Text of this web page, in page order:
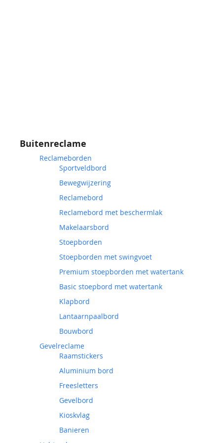
Buitenreclame
Reclameborden
Sportveldbord
Bewegwijzering
Reclamebord
Reclamebord met beschermlak
Makelaarsbord
Stoepborden
Stoepborden met swingvoet
Premium stoepborden met watertank
Basic stoepbord met watertank
Klapbord
Lantaarnpaalbord
Bouwbord
Gevelreclame
Raamstickers
Aluminium bord
Freesletters
Gevelbord
Kioskvlag
Banieren